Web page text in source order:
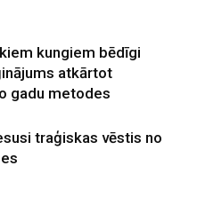
kungiem bēdīgi
atkārtot
gadu metodes
traģiskas vēstis no